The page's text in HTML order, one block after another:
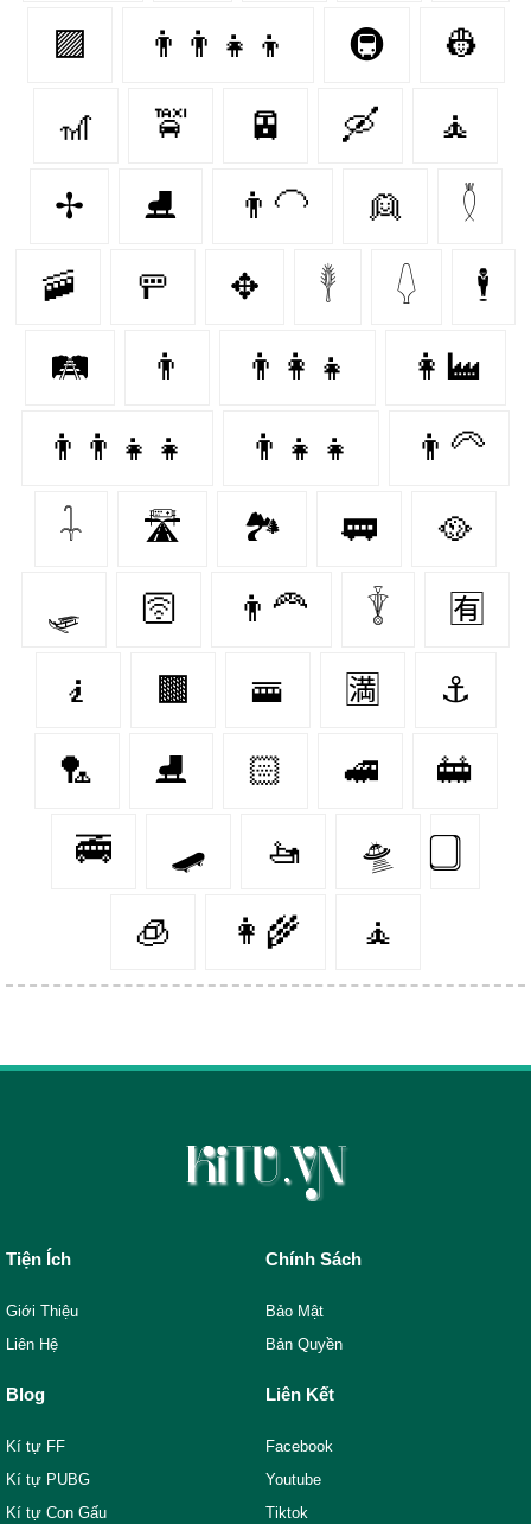
🟪 👨‍👨‍👧‍👦 🚇 👷‍
🎢 🚖 🚈 🛶 🧘
✢ ⛸️ 👨‍🦲 👱‍ 𓇟
🚠 🚥 ✥ 𓇣 𓆭 🕴️
🛤 👨‍ 👨‍👩‍👧 👩‍🏭
👨‍👨‍👧‍👧 👨‍👧‍👧 👨‍🦳
𓇑 🛣 🏞 🚃 🥘
🛷 🛜 👨‍🦰 𓇊 🈶
🧎‍️ 🟫 🚟 🈵 ⚓️
🏸 ⛸ 🏻 🚅 🚋
🚎 🛹 🚤 🛸
🧊 👩‍🌾 🧘‍
Tiện Ích
Giới Thiệu
Liên Hệ
Chính Sách
Bảo Mật
Bản Quyền
Blog
Kí tự FF
Kí tự PUBG
Kí tự Con Gấu
Liên Kết
Facebook
Youtube
Tiktok